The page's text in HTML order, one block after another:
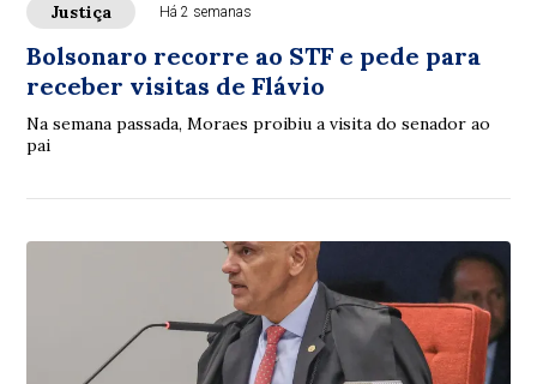
Justiça Há 2 semanas
Bolsonaro recorre ao STF e pede para
receber visitas de Flávio
Na semana passada, Moraes proibiu a visita do senador ao
pai